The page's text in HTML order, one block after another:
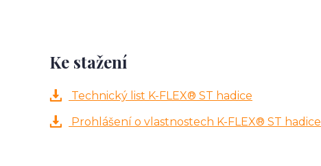
Ke stažení
Technický list K-FLEX® ST hadice
Prohlášení o vlastnostech K-FLEX® ST hadice